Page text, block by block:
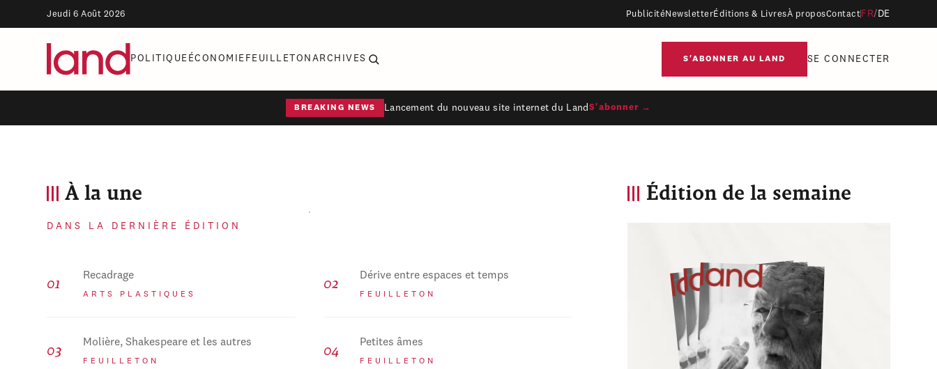
Jeudi 6 Août 2026 Publicité NewsletterÉditions & LivresÀ proposContact FR/ DE
POLITIQUE ÉCONOMIE FEUILLETON ARCHIVES S'ABONNER AU LAND SE CONNECTER
BREAKING NEWS Lancement du nouveau site internet du Land S'abonner →
À la une
DANS LA DERNIÈRE ÉDITION
Recadrage
ARTS PLASTIQUES
Dérive entre espaces et temps
FEUILLETON
Molière, Shakespeare et les autres
FEUILLETON
Petites âmes
FEUILLETON
Édition de la semaine